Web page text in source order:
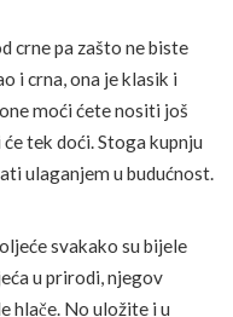
crne pa zašto ne biste
i crna, ona je klasik i
moći ćete nositi još
tek doći. Stoga kupnju
ulaganjem u budućnost.
svakako su bijele
u prirodi, njegov
hlače. No uložite i u